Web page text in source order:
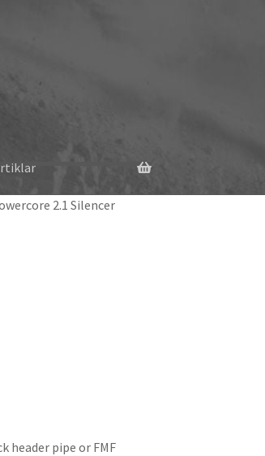
2.1 Silencer
header pipe or FMF